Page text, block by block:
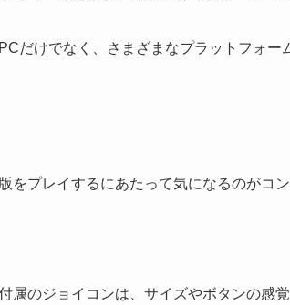
だけでなく、さまざまなプラットフォ
をプレイするにあたって気になるのがコン
属のジョイコンは、サイズやボタンの感